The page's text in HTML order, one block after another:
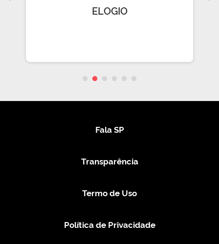
ELOGIO
Fala SP
Transparência
Termo de Uso
Política de Privacidade